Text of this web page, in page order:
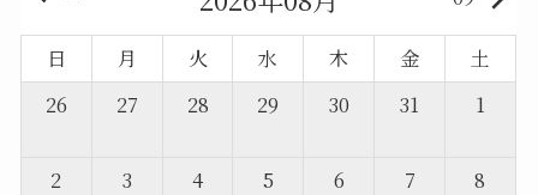
日 月 火 水 木 金
土
26
27 28 29 30 31 1
2 3 4 5 6 7 8